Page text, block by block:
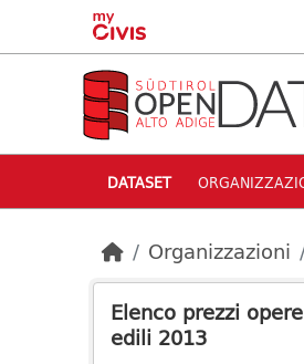
Skip to main content
DATASET
Organizzazioni
Elenco prezzi
edili 2013